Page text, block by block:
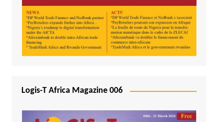
Logis-T Africa Magazine 006